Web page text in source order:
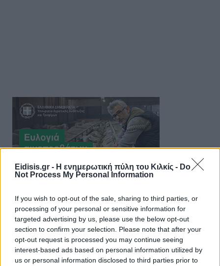
Eidisis.gr - Η ενημερωτική πύλη του Κιλκίς - Do
Not Process My Personal Information
If you wish to opt-out of the sale, sharing to third parties, or
processing of your personal or sensitive information for
targeted advertising by us, please use the below opt-out
section to confirm your selection. Please note that after your
opt-out request is processed you may continue seeing
interest-based ads based on personal information utilized by
us or personal information disclosed to third parties prior to